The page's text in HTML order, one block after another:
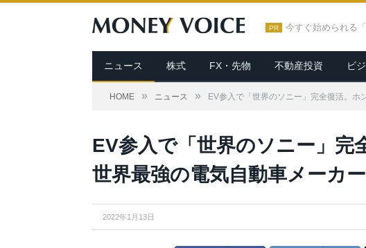
PR 今すぐ始められる
ニュース 株式 FX・先物 不動産投資 ビ
HOME » ニュース » EV参入で「世界のソニー」完全復活。
EV参入で「世界のソニー」完
世界最強の電気自動車メーカ
2022年1月13日